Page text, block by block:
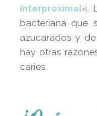
interproximal«.
bacteriana que
azucarados y
hay otras
caries.